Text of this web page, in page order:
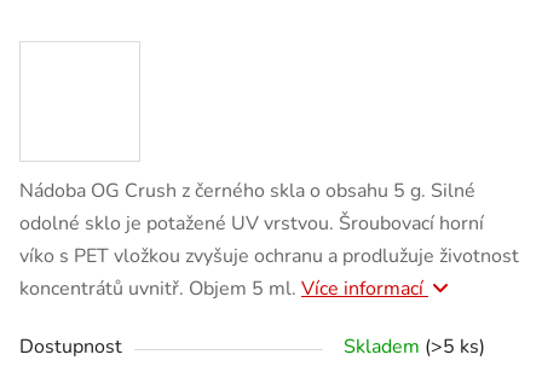
Nádoba OG Crush z černého skla o obsahu 5 g. Silné
odolné sklo je potažené UV vrstvou. Šroubovací horní
víko s PET vložkou zvyšuje ochranu a prodlužuje životnost
koncentrátů uvnitř. Objem 5 ml. Více informací
Dostupnost Skladem (>5 ks)